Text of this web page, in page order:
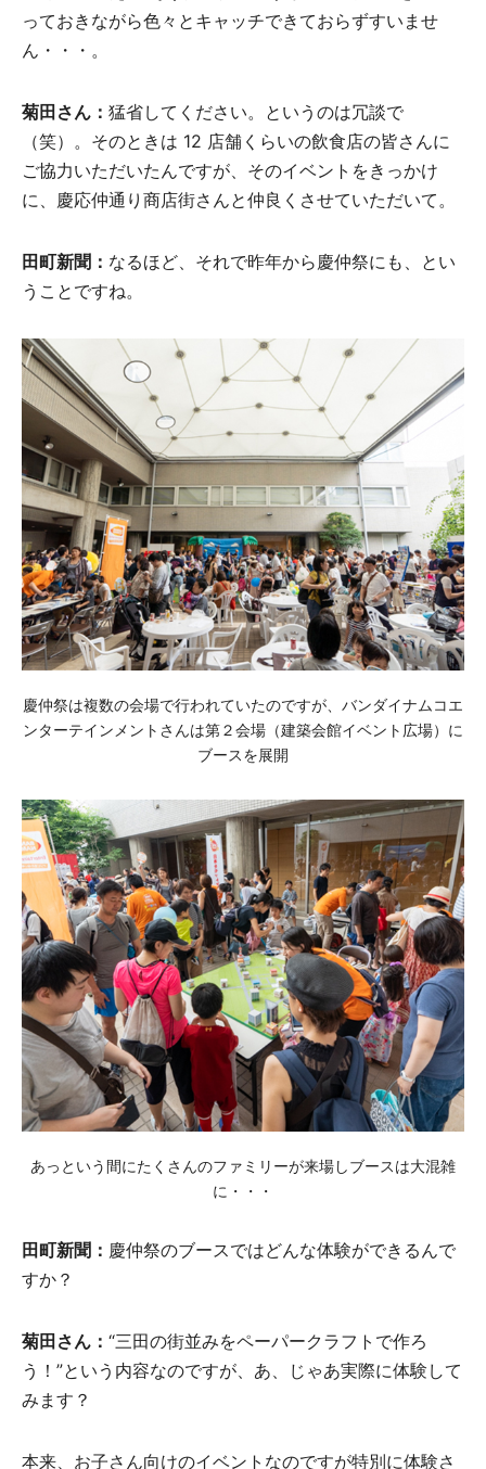
っておきながら色々とキャッチできておらずすいませ
ん・・・。
菊田さん： 猛省してください。というのは冗談で
（笑）。そのときは 12 店舗くらいの飲食店の皆さんに
ご協力いただいたんですが、そのイベントをきっかけ
に、慶応仲通り商店街さんと仲良くさせていただいて。
田町新聞： なるほど、それで昨年から慶仲祭にも、とい
うことですね。
慶仲祭は複数の会場で行われていたのですが、バンダイナムコエ
ンターテインメントさんは第２会場（建築会館イベント広場）に
ブースを展開
あっという間にたくさんのファミリーが来場しブースは大混雑
に・・・
田町新聞： 慶仲祭のブースではどんな体験ができるんで
すか？
菊田さん： “三田の街並みをペーパークラフトで作ろ
う！”という内容なのですが、あ、じゃあ実際に体験して
みます？
本来、お子さん向けのイベントなのですが特別に体験さ